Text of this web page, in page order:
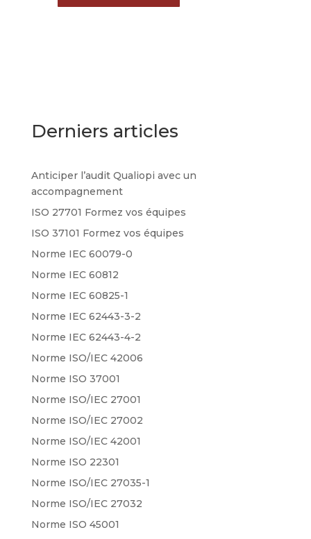
Derniers articles
Anticiper l’audit Qualiopi avec un
accompagnement
ISO 27701 Formez vos équipes
ISO 37101 Formez vos équipes
Norme IEC 60079-0
Norme IEC 60812
Norme IEC 60825-1
Norme IEC 62443-3-2
Norme IEC 62443-4-2
Norme ISO/IEC 42006
Norme ISO 37001
Norme ISO/IEC 27001
Norme ISO/IEC 27002
Norme ISO/IEC 42001
Norme ISO 22301
Norme ISO/IEC 27035-1
Norme ISO/IEC 27032
Norme ISO 45001